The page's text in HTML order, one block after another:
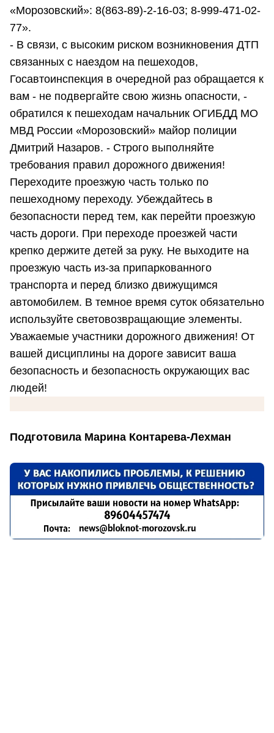
«Морозовский»: 8(863-89)-2-16-03; 8-999-471-02-
77».
- В связи, с высоким риском возникновения ДТП
связанных с наездом на пешеходов,
Госавтоинспекция в очередной раз обращается к
вам - не подвергайте свою жизнь опасности, -
обратился к пешеходам начальник ОГИБДД МО
МВД России «Морозовский» майор полиции
Дмитрий Назаров. - Строго выполняйте
требования правил дорожного движения!
Переходите проезжую часть только по
пешеходному переходу. Убеждайтесь в
безопасности перед тем, как перейти проезжую
часть дороги. При переходе проезжей части
крепко держите детей за руку. Не выходите на
проезжую часть из-за припаркованного
транспорта и перед близко движущимся
автомобилем. В темное время суток обязательно
используйте световозвращающие элементы.
Уважаемые участники дорожного движения! От
вашей дисциплины на дороге зависит ваша
безопасность и безопасность окружающих вас
людей!
Подготовила Марина Контарева-Лехман